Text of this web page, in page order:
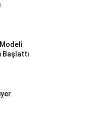
Modeli
Başlattı